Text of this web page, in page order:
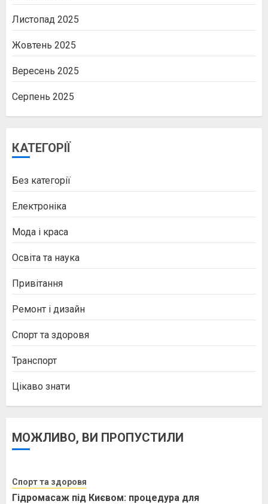
Листопад 2025
Жовтень 2025
Вересень 2025
Серпень 2025
КАТЕГОРІЇ
Без категорії
Електроніка
Мода і краса
Освіта та наука
Привітання
Ремонт і дизайн
Спорт та здоровя
Транспорт
Цікаво знати
МОЖЛИВО, ВИ ПРОПУСТИЛИ
Спорт та здоровя
Гідромасаж під Києвом: процедура для